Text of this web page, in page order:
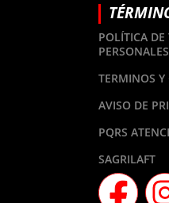
POLÍTICA
PERSONALES
TERMINOS Y
AVISO DE
PQRS
SAGRILAFT